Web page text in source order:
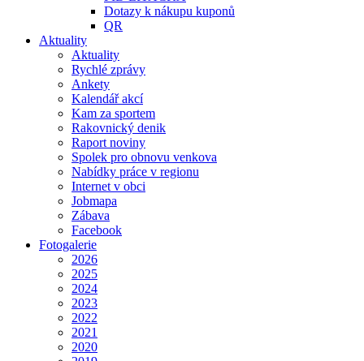
Dotazy k nákupu kuponů
QR
Aktuality
Aktuality
Rychlé zprávy
Ankety
Kalendář akcí
Kam za sportem
Rakovnický denik
Raport noviny
Spolek pro obnovu venkova
Nabídky práce v regionu
Internet v obci
Jobmapa
Zábava
Facebook
Fotogalerie
2026
2025
2024
2023
2022
2021
2020